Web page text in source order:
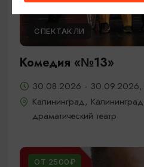
СПЕКТАКЛИ
Комедия «№13»
30.08.2026 -
Калининград,
драматический театр
ОТ 2500₽